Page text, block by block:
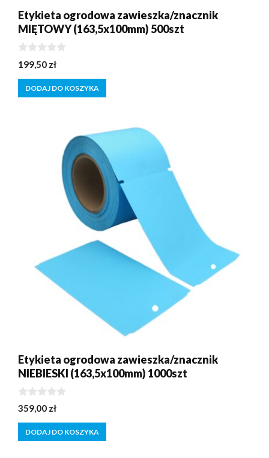
Etykieta ogrodowa zawieszka/znacznik
MIĘTOWY (163,5x100mm) 500szt
0
z
5
199,50 zł
DODAJ DO KOSZYKA
Etykieta ogrodowa zawieszka/znacznik
NIEBIESKI (163,5x100mm) 1000szt
0
z
5
359,00 zł
DODAJ DO KOSZYKA